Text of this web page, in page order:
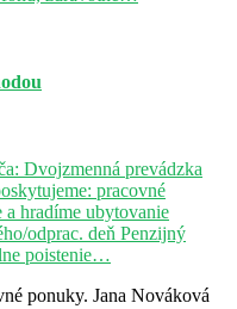
Dvojzmenná prevádzka
pracovné
a hradíme ubytovanie
odprac. deň Penzijný
poistenie…
ponuky. Jana Nováková